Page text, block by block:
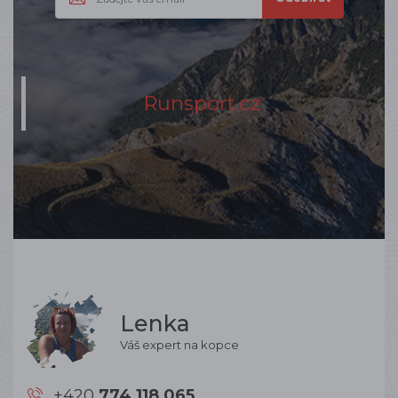
Runsport.cz
Lenka
Váš expert na kopce